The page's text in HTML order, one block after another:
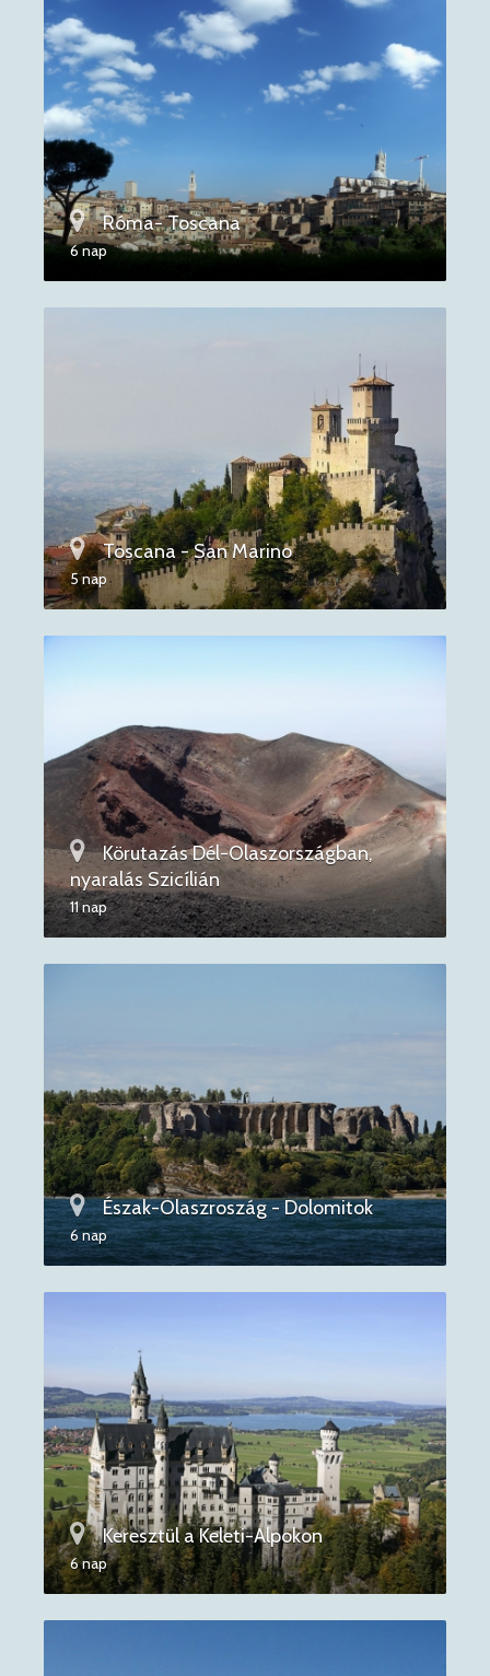
Róma- Toscana
6 nap
Toscana - San Marino
5 nap
Körutazás Dél-Olaszországban,
nyaralás Szicílián
11 nap
Észak-Olaszroszág - Dolomitok
6 nap
Keresztül a Keleti-Alpokon
6 nap